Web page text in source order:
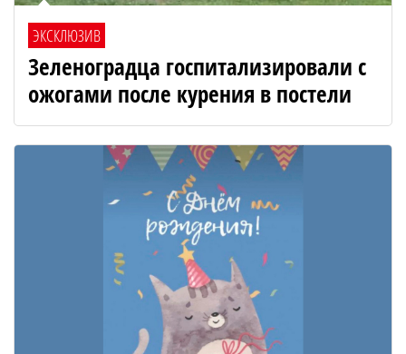
ЭКСКЛЮЗИВ
Зеленоградца госпитализировали с
ожогами после курения в постели